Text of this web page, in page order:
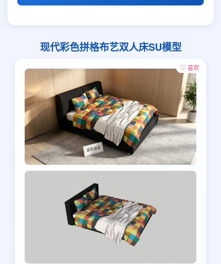
现代彩色拼格布艺双人床SU模型
♡ 喜欢